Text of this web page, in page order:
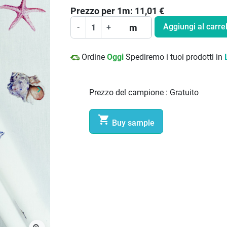
Prossimo
keyboard_arrow_right
Prezzo per 1m: 11,01 €
- + m Aggiungi al
Ordine Oggi Spediremo i tuoi prodotti in
Prezzo del campione : Gratuito
 Buy sample